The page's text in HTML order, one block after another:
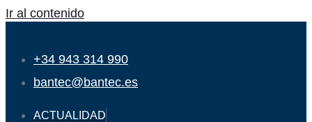
Ir al contenido
+34 943 314 990
bantec@bantec.es
ACTUALIDAD